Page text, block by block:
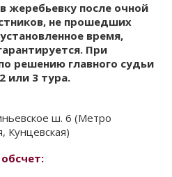
жеребьевку после очной
не прошедших
время,
При
решению главного судьи
или 3 тура.
ш. 6 (Метро
Кунцевская)